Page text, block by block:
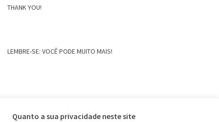
THANK YOU!
LEMBRE-SE: VOCÊ PODE MUITO MAIS!
Quanto a sua privacidade neste site